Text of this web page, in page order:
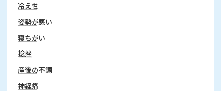
冷え性
姿勢が悪い
寝ちがい
捻挫
産後の不調
神経痛